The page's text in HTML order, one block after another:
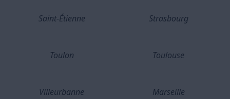
Saint-Étienne Strasbourg
Toulon Toulouse
Villeurbanne Marseille